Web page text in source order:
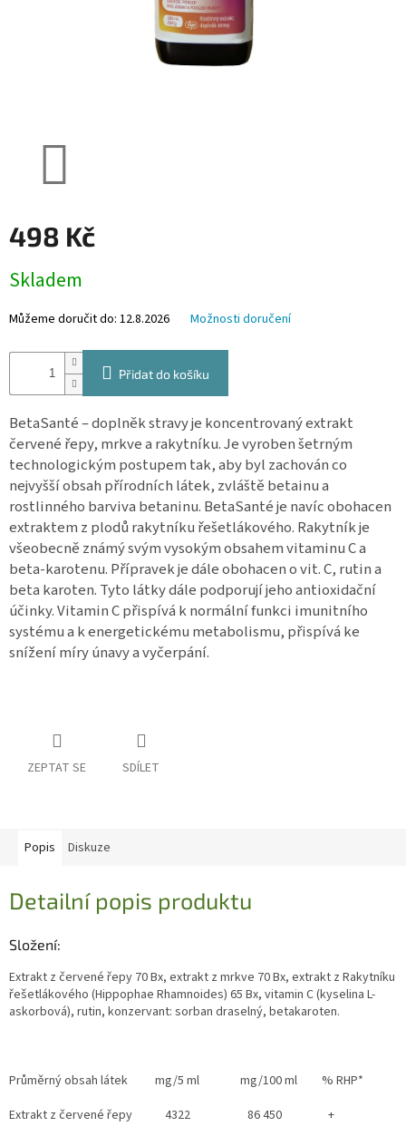
498 Kč
cena:
Skladem
Můžeme doručit do: 12.8.2026 Možnosti doručení
Přidat do košíku
BetaSanté – doplněk stravy je koncentrovaný extrakt
červené řepy, mrkve a rakytníku. Je vyroben šetrným
technologickým postupem tak, aby byl zachován co
nejvyšší obsah přírodních látek, zvláště betainu a
rostlinného barviva betaninu. BetaSanté je navíc obohacen
extraktem z plodů rakytníku řešetlákového. Rakytník je
všeobecně známý svým vysokým obsahem vitaminu C a
beta-karotenu. Přípravek je dále obohacen o vit. C, rutin a
beta karoten. Tyto látky dále podporují jeho antioxidační
účinky. Vitamin C přispívá k normální funkci imunitního
systému a k energetickému metabolismu, přispívá ke
snížení míry únavy a vyčerpání.
ZEPTAT SE SDÍLET
Popis Diskuze
Detailní popis produktu
Složení:
Extrakt z červené řepy 70 Bx, extrakt z mrkve 70 Bx, extrakt z Rakytníku
řešetlákového (Hippophae Rhamnoides) 65 Bx, vitamin C (kyselina L-
askorbová), rutin, konzervant: sorban draselný, betakaroten.
Průměrný obsah látek mg/5 ml mg/100 ml % RHP*
Extrakt z červené řepy 4322 86 450 +